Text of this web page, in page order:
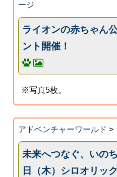
ージ
ライオンの赤ちゃん
ント開催！
※写真5枚。
アドベンチャーワールド >
未来へつなぐ、いの
日（木）シロオリッ